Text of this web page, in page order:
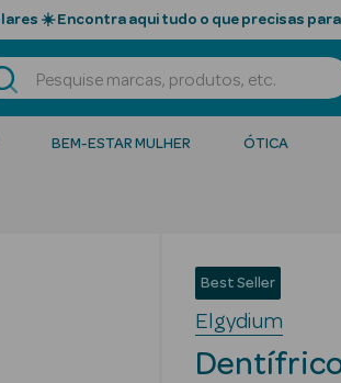
☀️ Encontra aqui tudo o que precisas para
BEM-ESTAR MULHER ÓTICA
Best Seller
Elgydium